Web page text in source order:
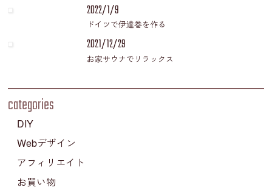
2022/1/9
ドイツで伊達巻を作る
2021/12/29
お家サウナでリラックス
categories
DIY
Webデザイン
アフィリエイト
お買い物